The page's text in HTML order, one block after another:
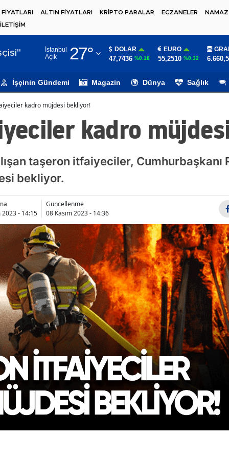
ALTIN FİYATLARI KRİPTO PARALAR ECZANELER
NAMAZ
İLETİŞİM
İstanbul
Açık
27°
Adıyaman
Ağrı
Ankara
Antalya
Artvin
Aydın
Bilecik
Bingöl
Bitlis
Bolu
Burdur
Bursa
Çanakkale
Çorum
Denizli
DOLAR
47,7436 %0.18
EURO
55,2510 %0.32
İşçinin Gündemi Magazin Dünya Sağlık
kadro müjdesi bekliyor!
kadro
taşeron itfaiyeciler, Cumhurbaşkanı
bekliyor.
2023 - 14:15
Güncellenme
08 Kasım 2023 - 14:36